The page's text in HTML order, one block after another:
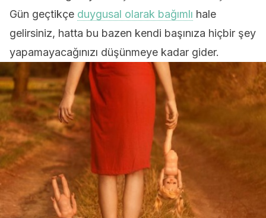
Gün geçtikçe duygusal olarak bağımlı hale
gelirsiniz, hatta bu bazen kendi başınıza hiçbir şey
yapamayacağınızı düşünmeye kadar gider.